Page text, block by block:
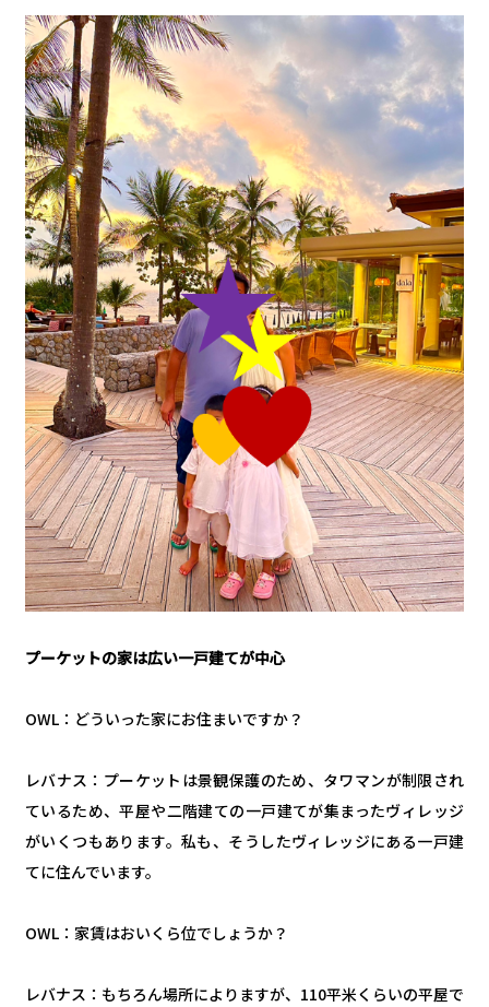
プーケットの家は広い一戸建てが中心
OWL：どういった家にお住まいですか？
レバナス：プーケットは景観保護のため、タワマンが制限され
ているため、平屋や二階建ての一戸建てが集まったヴィレッジ
がいくつもあります。私も、そうしたヴィレッジにある一戸建
てに住んでいます。
OWL：家賃はおいくら位でしょうか？
レバナス：もちろん場所によりますが、110平米くらいの平屋で